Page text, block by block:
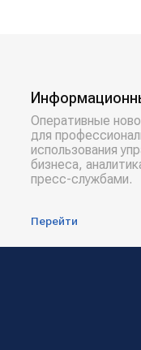
Оперативные
для
использования
бизнеса,
пресс-службами.
Перейти